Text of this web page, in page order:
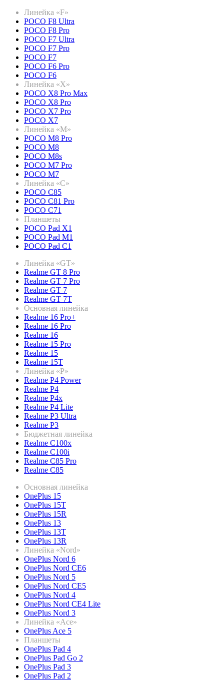
Линейка «F»
POCO F8 Ultra
POCO F8 Pro
POCO F7 Ultra
POCO F7 Pro
POCO F7
POCO F6 Pro
POCO F6
Линейка «X»
POCO X8 Pro Max
POCO X8 Pro
POCO X7 Pro
POCO X7
Линейка «M»
POCO M8 Pro
POCO M8
POCO M8s
POCO M7 Pro
POCO M7
Линейка «C»
POCO C85
POCO C81 Pro
POCO C71
Планшеты
POCO Pad X1
POCO Pad M1
POCO Pad C1
Линейка «GT»
Realme GT 8 Pro
Realme GT 7 Pro
Realme GT 7
Realme GT 7T
Основная линейка
Realme 16 Pro+
Realme 16 Pro
Realme 16
Realme 15 Pro
Realme 15
Realme 15T
Линейка «P»
Realme P4 Power
Realme P4
Realme P4x
Realme P4 Lite
Realme P3 Ultra
Realme P3
Бюджетная линейка
Realme C100x
Realme C100i
Realme C85 Pro
Realme C85
Основная линейка
OnePlus 15
OnePlus 15T
OnePlus 15R
OnePlus 13
OnePlus 13T
OnePlus 13R
Линейка «Nord»
OnePlus Nord 6
OnePlus Nord CE6
OnePlus Nord 5
OnePlus Nord CE5
OnePlus Nord 4
OnePlus Nord CE4 Lite
OnePlus Nord 3
Линейка «Ace»
OnePlus Ace 5
Планшеты
OnePlus Pad 4
OnePlus Pad Go 2
OnePlus Pad 3
OnePlus Pad 2